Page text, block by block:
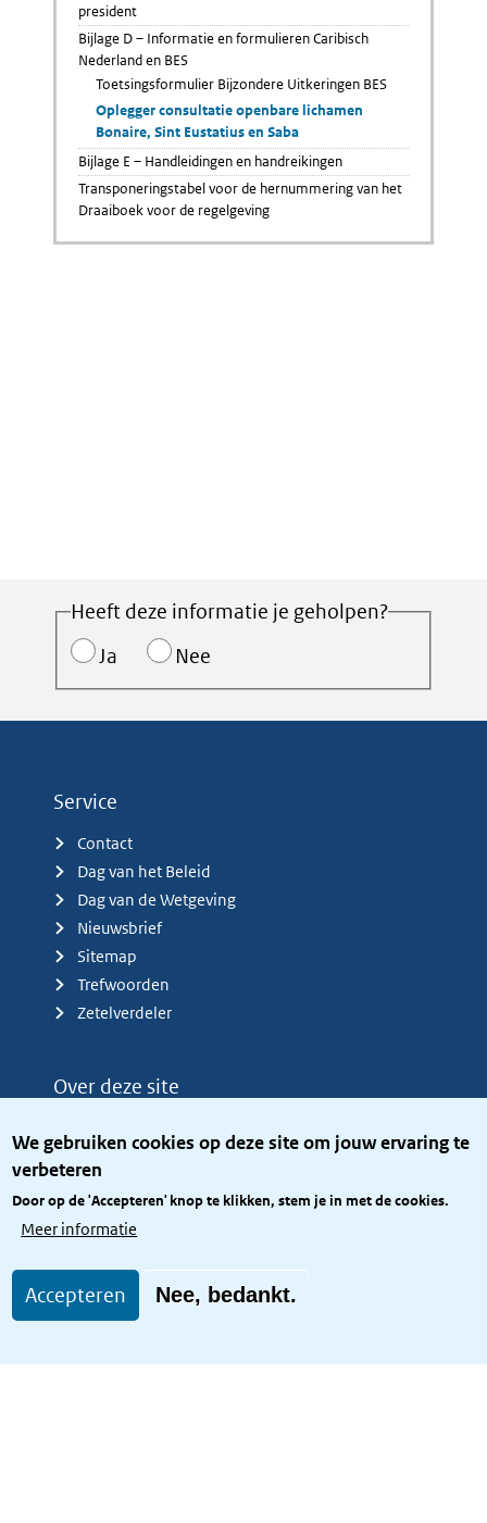
We gebruiken cookies op deze site om jouw ervaring te
verbeteren
Door op de 'Accepteren' knop te klikken, stem je in met de cookies.
Meer informatie
Accepteren Nee, bedankt.
president
Bijlage D – Informatie en formulieren Caribisch
Nederland en BES
Toetsingsformulier Bijzondere Uitkeringen BES
Oplegger consultatie openbare lichamen
Bonaire, Sint Eustatius en Saba
Bijlage E – Handleidingen en handreikingen
Transponeringstabel voor de hernummering van het
Draaiboek voor de regelgeving
Heeft deze informatie je geholpen?
Ja
Nee
Service
Contact
Dag van het Beleid
Dag van de Wetgeving
Nieuwsbrief
Sitemap
Trefwoorden
Zetelverdeler
Over deze site
Privacy
Toegang site openbaar
Toegankelijkheid